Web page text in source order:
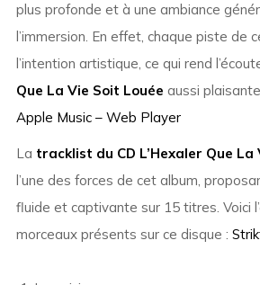
plus profonde et à une ambiance
l’immersion. En effet, chaque piste de
l’intention artistique, ce qui rend
Que La Vie Soit Louée aussi
Apple Music – Web Player
La tracklist du CD L’Hexaler Que La
l’une des forces de cet album,
fluide et captivante sur 15 titres. Voici
morceaux présents sur ce disque :